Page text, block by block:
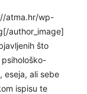
atma.hr/wp-
author_image]
što
eseja, ali sebe
ispisu te